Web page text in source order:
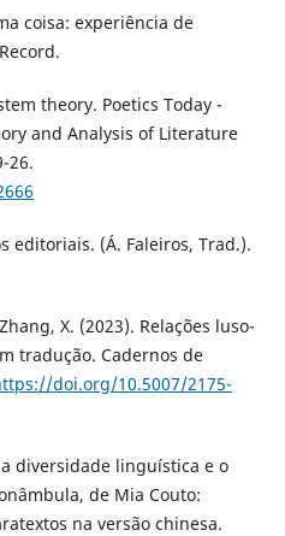
coisa: experiência de
theory. Poetics Today -
and Analysis of Literature
26.
editoriais. (Á. Faleiros, Trad.).
X. (2023). Relações luso-
tradução. Cadernos de
doi.org/10.5007/2175-
diversidade linguística e o
de Mia Couto:
na versão chinesa.